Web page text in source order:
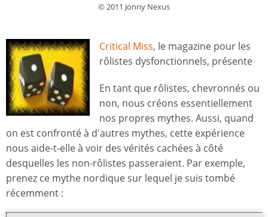
© 2011 Jonny Nexus
Critical Miss, le magazine pour les
rôlistes dysfonctionnels, présente
En tant que rôlistes, chevronnés ou
non, nous créons essentiellement
nos propres mythes. Aussi, quand
on est confronté à d'autres mythes, cette expérience
nous aide-t-elle à voir des vérités cachées à côté
desquelles les non-rôlistes passeraient. Par exemple,
prenez ce mythe nordique sur lequel je suis tombé
récemment :